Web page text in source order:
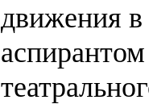
движения